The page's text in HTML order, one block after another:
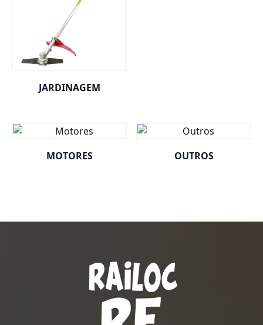
JARDINAGEM
MOTORES OUTROS